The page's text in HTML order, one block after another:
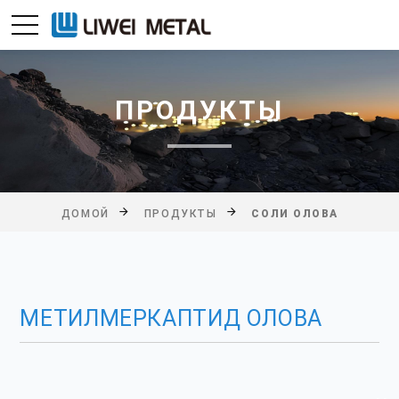
ПРОДУКТЫ
ДОМОЙ ПРОДУКТЫ СОЛИ ОЛОВА
МЕТИЛМЕРКАПТИД ОЛОВА